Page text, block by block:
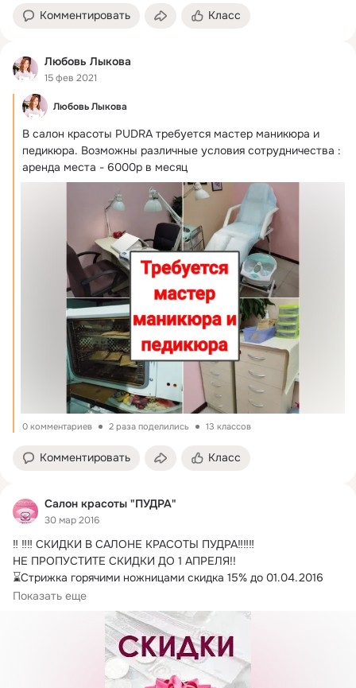
Комментировать Класс
Любовь Лыкова
15 фев 2021
Любовь Лыкова
В салон красоты PUDRA требуется мастер маникюра и
педикюра. Возможны различные условия сотрудничества :
аренда места - 6000р в месяц
0 комментариев 2 раза поделились 13 классов
Комментировать Класс
Салон красоты "ПУДРА"
30 мар 2016
‼ ‼‼ СКИДКИ В САЛОНЕ КРАСОТЫ ПУДРА‼‼‼
НЕ ПРОПУСТИТЕ СКИДКИ ДО 1 АПРЕЛЯ!!
⌛Стрижка горячими ножницами скидка 15% до 01.04.2016
⌛Немецкая технология наращивания ресничек (шелк,норка)
Показать еще